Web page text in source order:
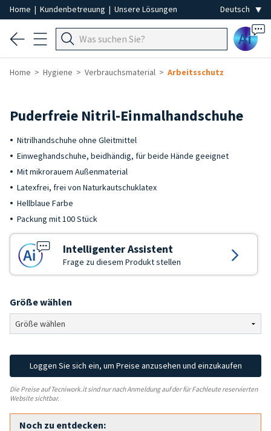
Home | Kundenbetreuung | Unsere Lösungen
Ai
Home Hygiene Verbrauchsmaterial Arbeitsschutz
Puderfreie Nitril-Einmalhandschuhe
Nitrilhandschuhe ohne Gleitmittel
Einweghandschuhe, beidhändig, für beide Hände geeignet
Mit mikrorauem Außenmaterial
Latexfrei, frei von Naturkautschuklatex
Hellblaue Farbe
Packung mit 100 Stück
Intelligenter Assistent
Frage zu diesem Produkt stellen
Größe wählen
Loggen Sie sich ein, um Preise anzusehen und einzukaufen
Die Preise auf Tecniwork.it sind nur nach Anmeldung auf der für Fachleute reservierten
Website sichtbar.
Noch zu entdecken: